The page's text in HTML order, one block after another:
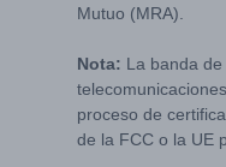
Mutuo (MRA).
Nota: La banda
proceso de
de la FCC o la UE